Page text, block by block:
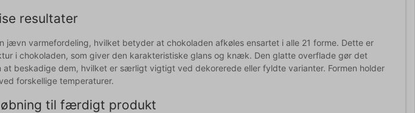
resultater
jævn varmefordeling, hvilket betyder at chokoladen afkøles ensartet i alle 21 forme. Dette er
i chokoladen, som giver den karakteristiske glans og knæk. Den glatte overflade gør det
beskadige dem, hvilket er særligt vigtigt ved dekorerede eller fyldte varianter. Formen holder
forskellige temperaturer.
til færdigt produkt